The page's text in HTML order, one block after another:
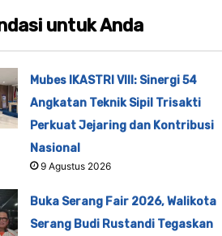
untuk Anda
Mubes IKASTRI VIII: Sinergi 54
Angkatan Teknik Sipil Trisakti
Perkuat Jejaring dan Kontribusi
Nasional
9 Agustus 2026
Buka Serang Fair 2026, Walikota
Serang Budi Rustandi Tegaskan